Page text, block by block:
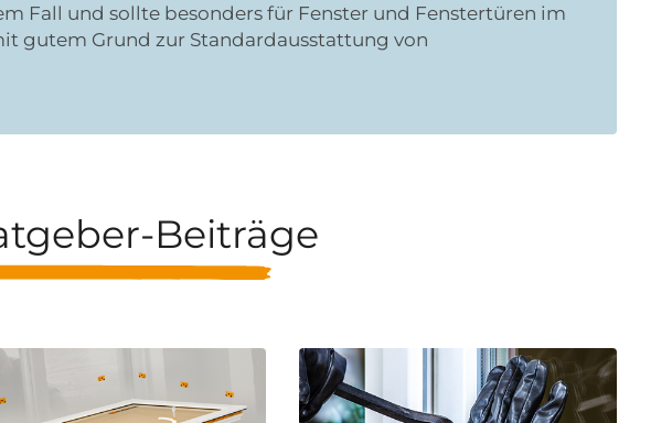
Fall und sollte besonders für Fenster und Fenstertüren im
gutem Grund zur Standardausstattung von
Beiträge